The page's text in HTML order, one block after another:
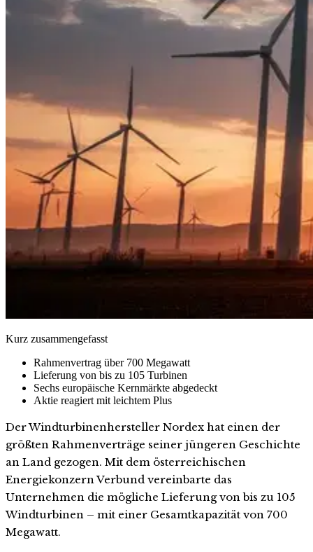
Kurz zusammengefasst
Rahmenvertrag über 700 Megawatt
Lieferung von bis zu 105 Turbinen
Sechs europäische Kernmärkte abgedeckt
Aktie reagiert mit leichtem Plus
Der Windturbinenhersteller Nordex hat einen der
größten Rahmenverträge seiner jüngeren Geschichte
an Land gezogen. Mit dem österreichischen
Energiekonzern Verbund vereinbarte das
Unternehmen die mögliche Lieferung von bis zu 105
Windturbinen – mit einer Gesamtkapazität von 700
Megawatt.